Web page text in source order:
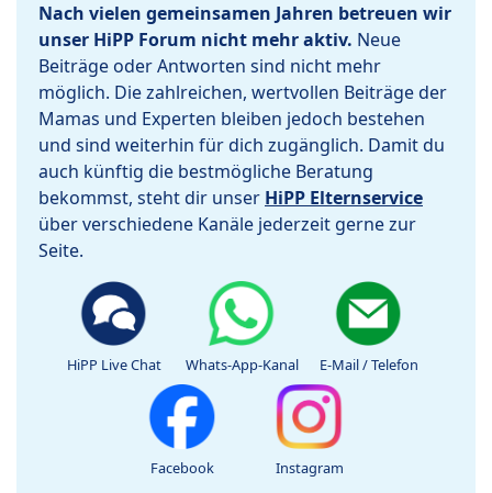
Nach vielen gemeinsamen Jahren betreuen wir
unser HiPP Forum nicht mehr aktiv. Neue
Beiträge oder Antworten sind nicht mehr
möglich. Die zahlreichen, wertvollen Beiträge der
Mamas und Experten bleiben jedoch bestehen
und sind weiterhin für dich zugänglich. Damit du
auch künftig die bestmögliche Beratung
bekommst, steht dir unser HiPP Elternservice
über verschiedene Kanäle jederzeit gerne zur
Seite.
HiPP Live Chat Whats-App-Kanal E-Mail / Telefon
Facebook Instagram